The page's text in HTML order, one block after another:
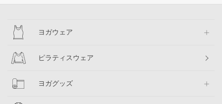
ヨガウェア
ピラティスウェア
ヨガグッズ